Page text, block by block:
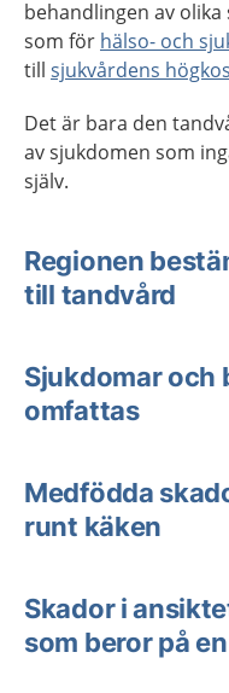
behandlingen av
som för hälso- och
till sjukvårdens
Det är bara den
av sjukdomen som
själv.
Regionen
till tandvård
Sjukdomar och
omfattas
Medfödda
runt käken
Skador i
som beror på